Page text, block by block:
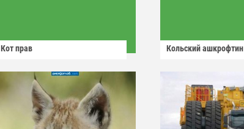
Кот прав Кольский ашкрофтин